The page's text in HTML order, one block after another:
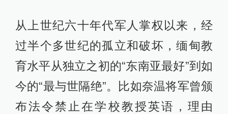
从上世纪六十年代军人掌权以来，经
过半个多世纪的孤立和破坏，缅甸教
育水平从独立之初的“东南亚最好”到如
今的“最与世隔绝”。比如奈温将军曾颁
布法令禁止在学校教授英语，理由